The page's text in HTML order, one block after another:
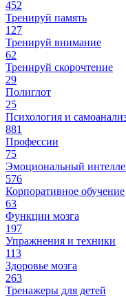
452
Тренируй память
127
Тренируй внимание
62
Тренируй скорочтение
29
Полиглот
25
Психология и
881
Профессии
75
Эмоциональный
576
Корпоративное обучение
63
Функции мозга
197
Упражнения и техники
113
Здоровье мозга
263
Тренажеры для детей